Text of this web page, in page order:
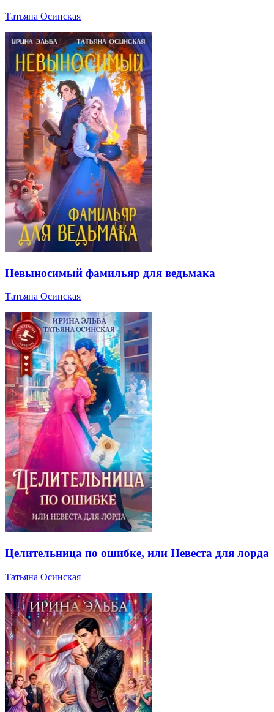
Татьяна Осинская
Невыносимый фамильяр для ведьмака
Татьяна Осинская
Целительница по ошибке, или Невеста для лорда
Татьяна Осинская